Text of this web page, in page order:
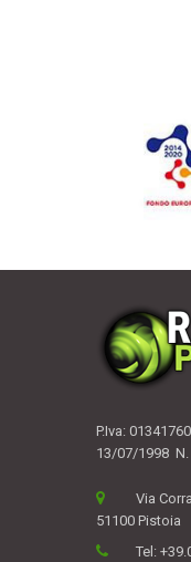
P.Iva:
13/07/1998 N.
Via
51100 Pistoia
Tel: